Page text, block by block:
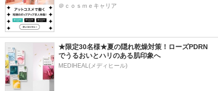
＠ｃｏｓｍｅキャリア
★限定30名様★夏の隠れ乾燥対策！ローズPDRN
でうるおいとハリのある肌印象へ
MEDIHEAL(メディヒール)